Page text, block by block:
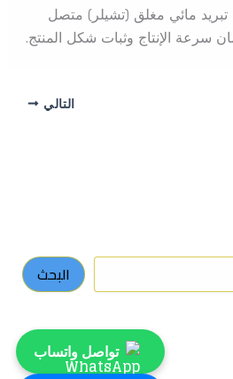
تبريد مائي مغلق (تشيلر) متصل
سرعة الإنتاج وثبات شكل المنتج.
التالي
البحث
تواصل واتساب